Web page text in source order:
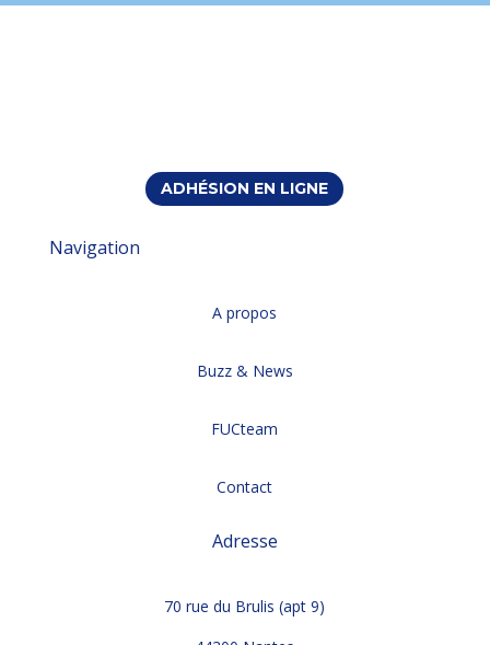
ADHÉSION EN LIGNE
Navigation
A propos
Buzz & News
FUCteam
Contact
Adresse
70 rue du Brulis (apt 9)